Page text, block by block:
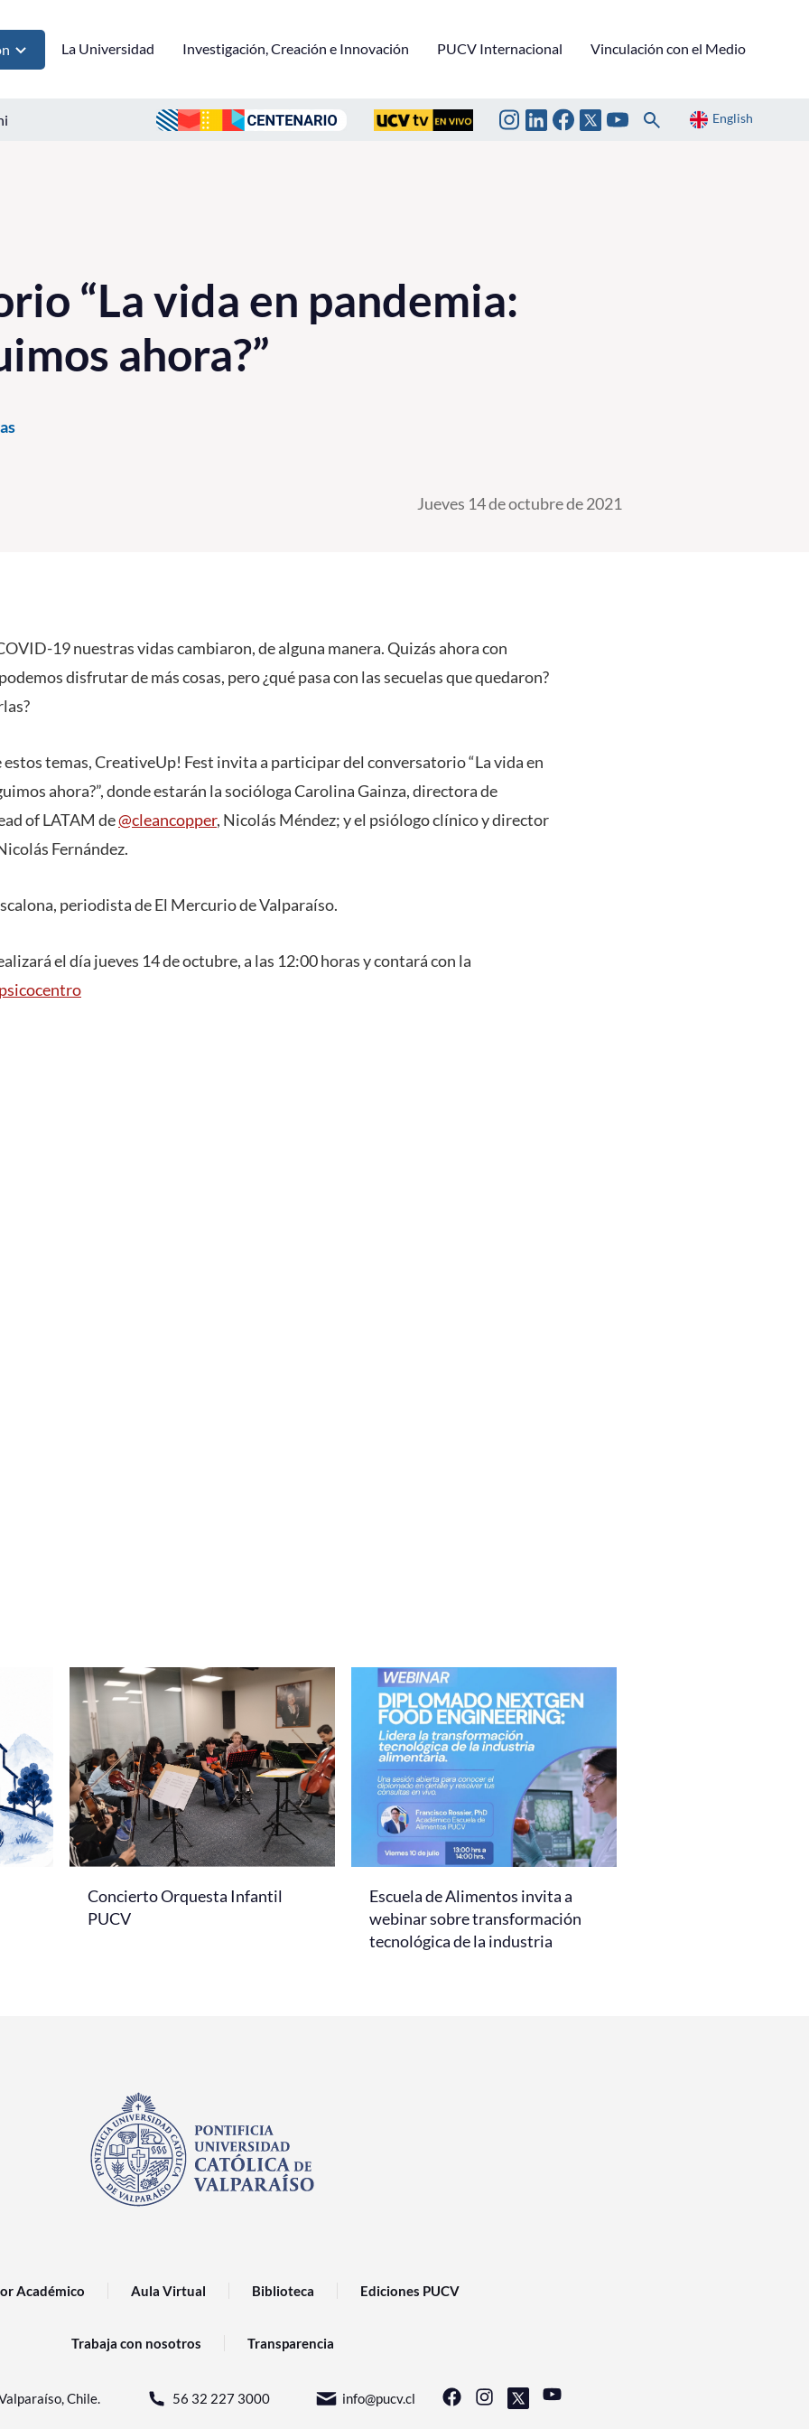
La Universidad Investigación, Creación e Innovación PUCV Internacional Vinculación con el Medio
English
“La vida en pandemia:
ahora?”
Jueves 14 de octubre de 2021
19 nuestras vidas cambiaron, de alguna manera. Quizás ahora con
disfrutar de más cosas, pero ¿qué pasa con las secuelas que quedaron?
estos temas, CreativeUp! Fest invita a participar del conversatorio “La vida en
ahora?”, donde estarán la socióloga Carolina Gainza, directora de
of LATAM de@cleancopper, Nicolás Méndez; y el psiólogo clínico y director
Fernández.
periodista de El Mercurio de Valparaíso.
el día jueves 14 de octubre, a las 12:00 horas y contará con la
Concierto Orquesta Infantil
PUCV
Escuela de Alimentos invita a
webinar sobre transformación
tecnológica de la industria
Académico Aula Virtual Biblioteca Ediciones PUCV
Trabaja con nosotros Transparencia
Chile. 56 32 227 3000 info@pucv.cl